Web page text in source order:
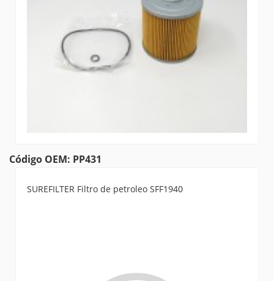
Código OEM: PP431
SUREFILTER Filtro de petroleo SFF1940